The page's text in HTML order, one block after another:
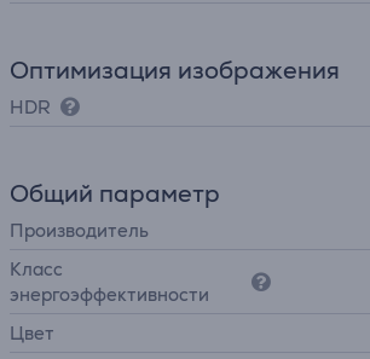
Оптимизация изображения
HDR
Общий параметр
Производитель
Класс
энергоэффективности
Цвет